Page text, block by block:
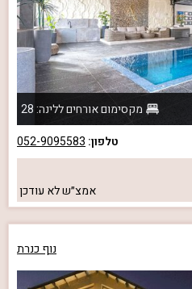
מקסימום אורחים ללינה: 28
טלפון: 052-9095583
אמצ״שלא עודכן
נוף כנרת